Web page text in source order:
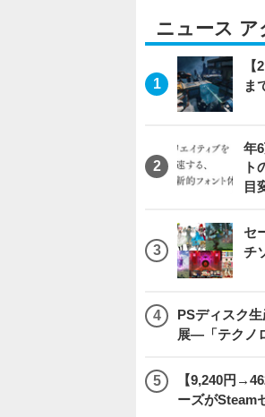
ニュース
ま
年
ト
目
セ
チ
PSディスク
展―「テクノ
【9,240円
ーズがSteam